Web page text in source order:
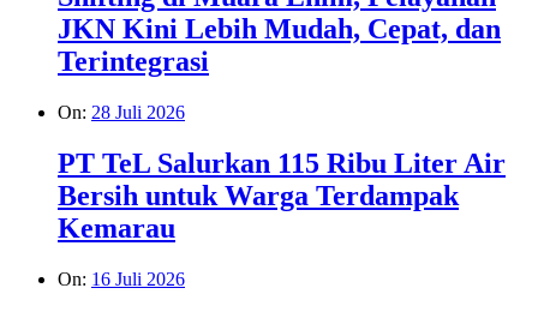
JKN Kini Lebih Mudah, Cepat, dan
Terintegrasi
On: 28 Juli 2026
PT TeL Salurkan 115 Ribu Liter Air
Bersih untuk Warga Terdampak
Kemarau
On: 16 Juli 2026